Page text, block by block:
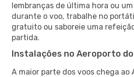
lembranças de última hora ou
durante o voo, trabalhe no
gratuito ou saboreie uma
partida.
Instalações no Aeroporto
A maior parte dos voos chega ao